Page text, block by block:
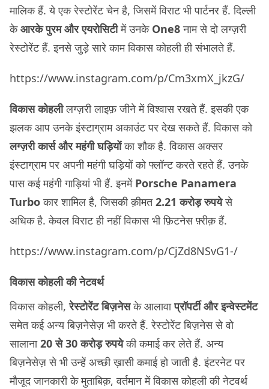
मालिक हैं. ये एक रेस्टोरेंट चेन है, जिसमें विराट भी पार्टनर हैं. दिल्ली
केआरके पुरम और एयरोसिटीमें उनके One8नाम से दो लग्ज़री
रेस्टोरेंट हैं. इनसे जुड़े सारे काम विकास कोहली ही संभालते हैं.
https://www.instagram.com/p/Cm3xmX_jkzG/
विकास कोहलीलग्ज़री लाइफ़ जीने में विश्वास रखते हैं. इसकी एक
झलक आप उनके इंस्टाग्राम अकाउंट पर देख सकते हैं. विकास को
लग्ज़री कार्स और महंगी घड़ियोंका शौक है. विकास अक्सर
इंस्टाग्राम पर अपनी महंगी घड़ियों को फ्लॉन्ट करते रहते हैं. उनके
पास कई महंगी गाड़ियां भी हैं. इनमें Porsche Panamera
Turboकार शामिल है, जिसकी क़ीमत2.21 करोड़ रुपयेसे
अधिक है. केवल विराट ही नहीं विकास भी फ़िटनेस फ़्रीक़ हैं.
https://www.instagram.com/p/CjZd8NSvG1-/
विकास कोहली की नेटवर्थ
विकास कोहली,रेस्टोरेंट बिज़नेसके आलावाप्रॉपर्टी और इन्वेस्टमेंट
समेत कई अन्य बिज़नेसेज़ भी करते हैं. रेस्टोरेंट बिज़नेस से वो
सालाना20 से 30 करोड़ रुपयेकी कमाई कर लेते हैं. अन्य
बिज़नेसेज़ से भी उन्हें अच्छी ख़ासी कमाई हो जाती है. इंटरनेट पर
मौजूद जानकारी के मुताबिक़, वर्तमान में विकास कोहली की नेटवर्थ